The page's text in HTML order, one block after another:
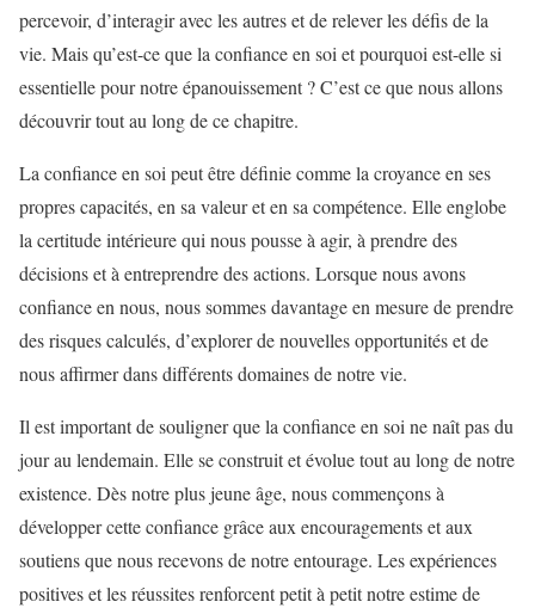
percevoir, d’interagir avec les autres et de relever les défis de la
vie. Mais qu’est-ce que la confiance en soi et pourquoi est-elle si
essentielle pour notre épanouissement ? C’est ce que nous allons
découvrir tout au long de ce chapitre.
La confiance en soi peut être définie comme la croyance en ses
propres capacités, en sa valeur et en sa compétence. Elle englobe
la certitude intérieure qui nous pousse à agir, à prendre des
décisions et à entreprendre des actions. Lorsque nous avons
confiance en nous, nous sommes davantage en mesure de prendre
des risques calculés, d’explorer de nouvelles opportunités et de
nous affirmer dans différents domaines de notre vie.
Il est important de souligner que la confiance en soi ne naît pas du
jour au lendemain. Elle se construit et évolue tout au long de notre
existence. Dès notre plus jeune âge, nous commençons à
développer cette confiance grâce aux encouragements et aux
soutiens que nous recevons de notre entourage. Les expériences
positives et les réussites renforcent petit à petit notre estime de